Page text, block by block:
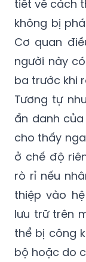
Cơ quan
người này
ba trước khi
Tương tự
ẩn danh của
cho thấy
ở chế độ
rò rỉ nếu
thiệp vào
lưu trữ trên
thể bị công
bộ hoặc do
Trước các